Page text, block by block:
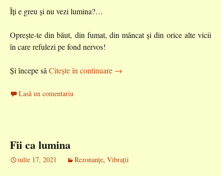
Îți e greu și nu vezi lumina?…
Oprește-te din băut, din fumat, din mâncat și din orice alte vicii
în care refulezi pe fond nervos!
Și începe să Citește în continuare Împăcat cu viața
→
Lasă un comentariu
Fii ca lumina
iulie 17, 2021 Rezonanțe, Vibrații